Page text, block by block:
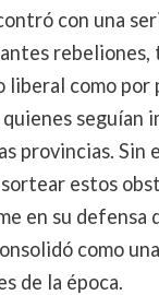
con una
rebeliones,
liberal como por
seguían
provincias. Sin
estos
en su defensa
como
de la época.